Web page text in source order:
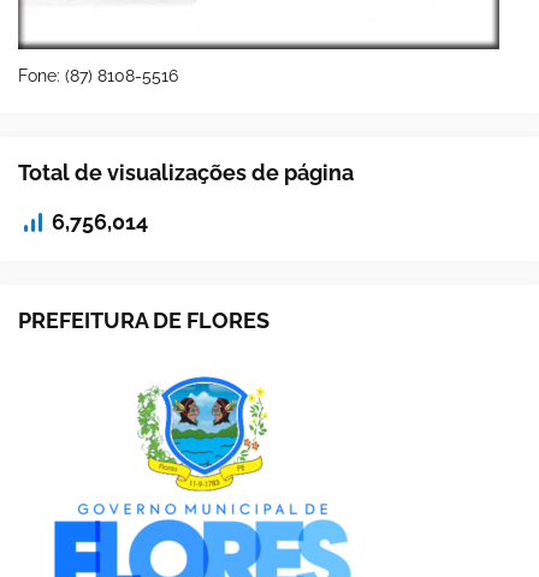
Fone: (87) 8108-5516
Total de visualizações de página
6,756,014
PREFEITURA DE FLORES